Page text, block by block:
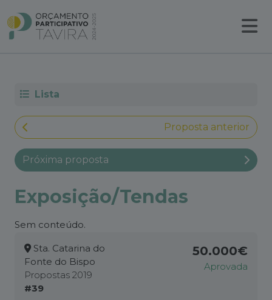
Lista
Proposta anterior
Próxima proposta
Exposição/Tendas
Sem conteúdo.
Sta. Catarina do
Fonte do Bispo
Propostas 2019
#39
50.000€
Aprovada